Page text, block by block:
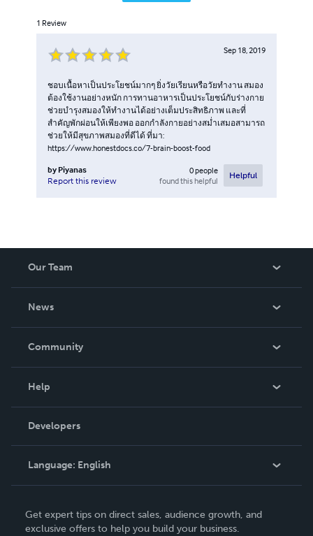
1 Review
Sep 18, 2019
ชอบเนื้อหาเป็นประโยชน์มากๆ ยิ่งวัยเรียนหรือวัยทำงาน สมอง
ต้องใช้งานอย่างหนัก การทานอาหารเป็นประโยชน์กับร่างกาย
ช่วยบำรุงสมองให้ทำงานได้อย่างเต็มประสิทธิภาพ และที่
สำคัญพักผ่อนให้เพียงพอ ออกกำลังกายอย่างสม่ำเสมอสามารถ
ช่วยให้มีสุขภาพสมองที่ดีได้ ที่มา:
https://www.honestdocs.co/7-brain-boost-food
by Piyanas
Report this review
0people
found this helpful
Helpful
Our Team
News
In The News
Community
Podcast
Help
Order Lookup
Knowledge Base
Contact Support
Developers
Language: English
Deutsch
Get expert tips on direct sales, audience growth, and
exclusive offers to help you build your business.